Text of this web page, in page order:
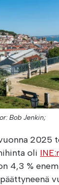
Bob Jenkin;
2025
oli
4,3 %